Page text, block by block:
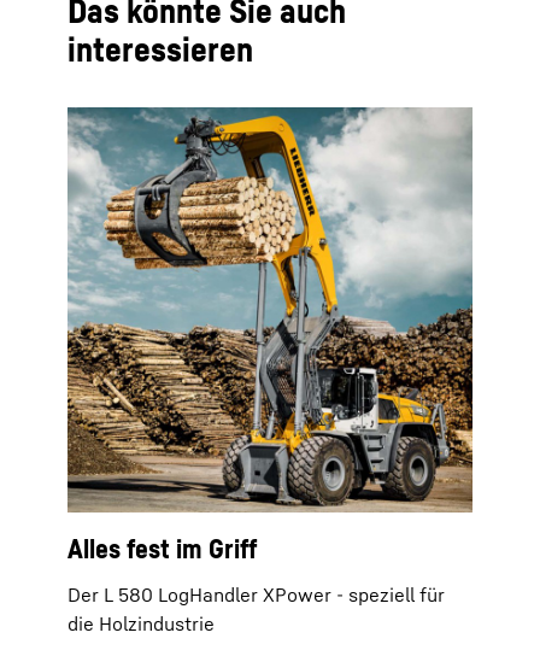
Das könnte Sie auch
interessieren
Alles fest im Griff
Der L 580 LogHandler XPower - speziell für
die Holzindustrie